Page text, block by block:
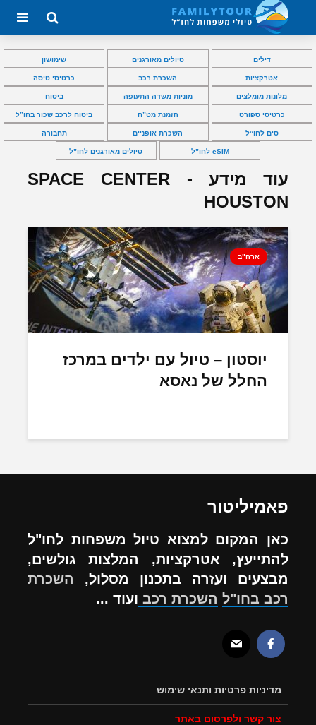
דילים טיולים מאורגנים שימושון
אטרקציות השכרת רכב כרטיסי טיסה
מלונות מומלצים מוניות משדה התעופה ביטוח
כרטיסי ספורט הזמנת מט”ח ביטוח לרכב שכור בחו”ל
סים לחו”ל השכרת אופניים תחבורה
eSIM לחו”ל טיולים מאורגנים לחו”ל
עוד מידע - SPACE CENTER
HOUSTON
ארה"ב
יוסטון – טיול עם ילדים במרכז
החלל של נאסא
פאמיליטור
כאן המקום למצוא טיול משפחות לחו"ל
להתייעץ, אטרקציות, המלצות גולשים,
מבצעים ועזרה בתכנון מסלול, השכרת
רכב בחו"ל השכרת רכב ועוד ...
מדיניות פרטיות ותנאי שימוש
צור קשר ולפרסום באתר